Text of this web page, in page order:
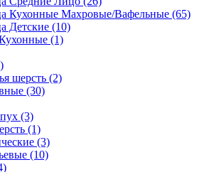
Кухонные Махровые/Вафельные (65)
Детские (10)
(1)
шерсть (2)
(30)
(3)
(1)
(3)
(10)